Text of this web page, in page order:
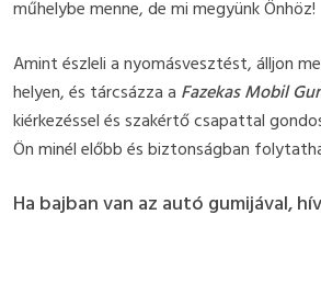
műhelybe menne, de mi megyünk Önhöz!
Amint észleli a nyomásvesztést, álljon
helyen, és tárcsázza a Fazekas Mobil
kiérkezéssel és szakértő csapattal
Ön minél előbb és biztonságban
Ha bajban van az autó gumijával,